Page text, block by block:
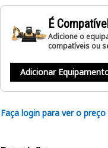
É
Adicione o
compatíveis ou
Adicionar
Faça login para ver o